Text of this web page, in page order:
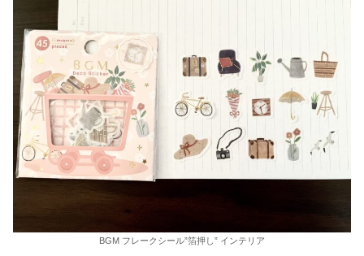
BGM フレークシール”箔押し” インテリア